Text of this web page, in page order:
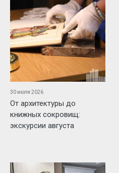
30 июля 2026
От архитектуры до
книжных сокровищ:
экскурсии августа